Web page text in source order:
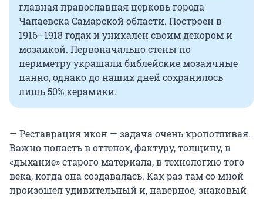
главная православная церковь города
Чапаевска Самарской области. Построен в
1916–1918 годах и уникален своим декором и
мозаикой. Первоначально стены по
периметру украшали библейские мозаичные
панно, однако до наших дней сохранилось
лишь 50% керамики.
— Реставрация икон — задача очень кропотливая.
Важно попасть в оттенок, фактуру, толщину, в
«дыхание» старого материала, в технологию того
века, когда она создавалась. Как раз там со мной
произошел удивительный и, наверное, знаковый